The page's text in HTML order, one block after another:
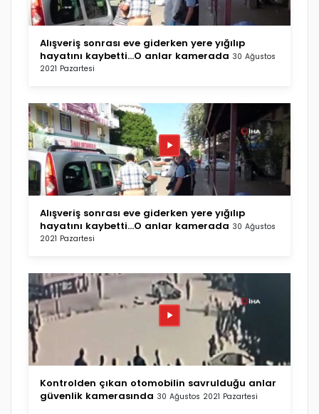
Alışveriş sonrası eve giderken yere yığılıp
hayatını kaybetti...O anlar kamerada 30 Ağustos
2021 Pazartesi
Alışveriş sonrası eve giderken yere yığılıp
hayatını kaybetti...O anlar kamerada 30 Ağustos
2021 Pazartesi
Kontrolden çıkan otomobilin savrulduğu anlar
güvenlik kamerasında 30 Ağustos 2021 Pazartesi